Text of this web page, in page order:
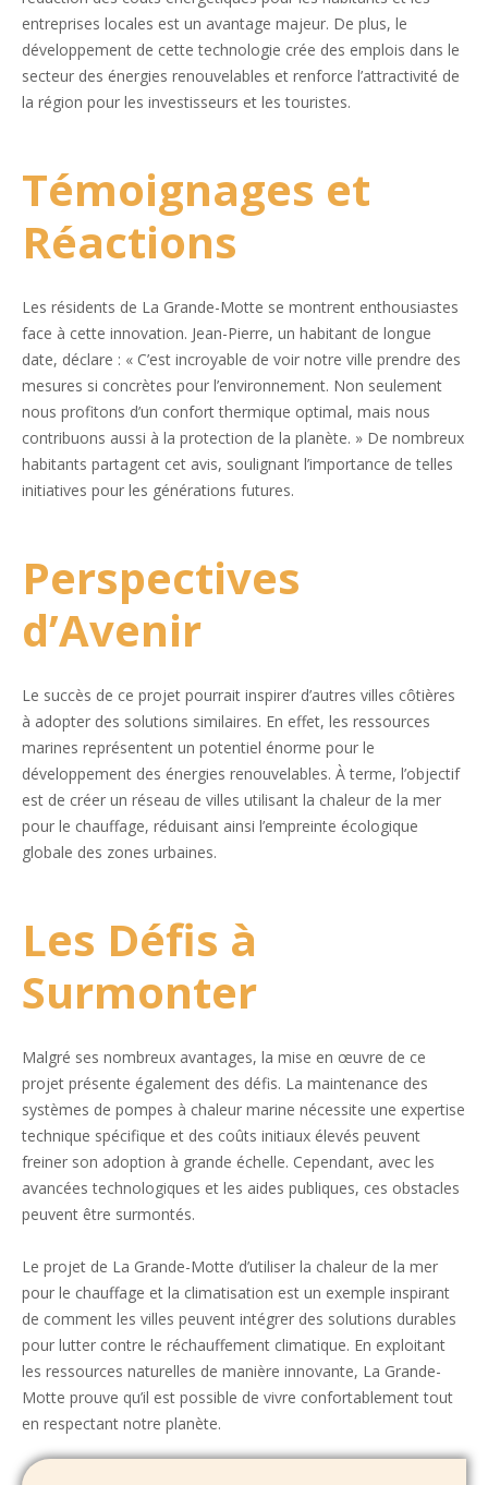
entreprises locales est un avantage majeur. De plus, le
développement de cette technologie crée des emplois dans le
secteur des énergies renouvelables et renforce l’attractivité de
la région pour les investisseurs et les touristes.
Témoignages et
Réactions
Les résidents de La Grande-Motte se montrent enthousiastes
face à cette innovation. Jean-Pierre, un habitant de longue
date, déclare : « C’est incroyable de voir notre ville prendre des
mesures si concrètes pour l’environnement. Non seulement
nous profitons d’un confort thermique optimal, mais nous
contribuons aussi à la protection de la planète. » De nombreux
habitants partagent cet avis, soulignant l’importance de telles
initiatives pour les générations futures.
Perspectives
d’Avenir
Le succès de ce projet pourrait inspirer d’autres villes côtières
à adopter des solutions similaires. En effet, les ressources
marines représentent un potentiel énorme pour le
développement des énergies renouvelables. À terme, l’objectif
est de créer un réseau de villes utilisant la chaleur de la mer
pour le chauffage, réduisant ainsi l’empreinte écologique
globale des zones urbaines.
Les Défis à
Surmonter
Malgré ses nombreux avantages, la mise en œuvre de ce
projet présente également des défis. La maintenance des
systèmes de pompes à chaleur marine nécessite une expertise
technique spécifique et des coûts initiaux élevés peuvent
freiner son adoption à grande échelle. Cependant, avec les
avancées technologiques et les aides publiques, ces obstacles
peuvent être surmontés.
Le projet de La Grande-Motte d’utiliser la chaleur de la mer
pour le chauffage et la climatisation est un exemple inspirant
de comment les villes peuvent intégrer des solutions durables
pour lutter contre le réchauffement climatique. En exploitant
les ressources naturelles de manière innovante, La Grande-
Motte prouve qu’il est possible de vivre confortablement tout
en respectant notre planète.